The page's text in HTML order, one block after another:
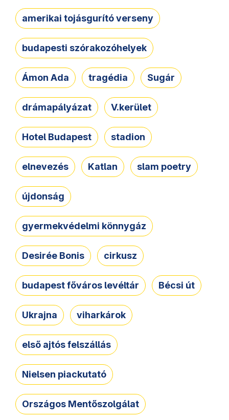
amerikai tojásgurító verseny
budapesti szórakozóhelyek
Ámon Ada tragédia Sugár
drámapályázat V.kerület
Hotel Budapest stadion
elnevezés Katlan slam poetry
újdonság
gyermekvédelmi könnygáz
Desirée Bonis cirkusz
budapest főváros levéltár Bécsi út
Ukrajna viharkárok
első ajtós felszállás
Nielsen piackutató
Országos Mentőszolgálat